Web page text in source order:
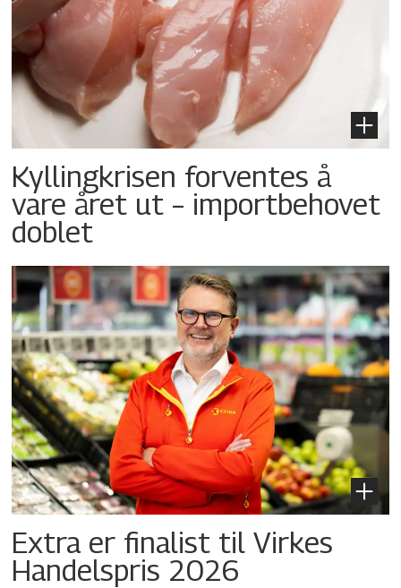
Kyllingkrisen forventes å
vare året ut – importbehovet
doblet
Extra er finalist til Virkes
Handelspris 2026